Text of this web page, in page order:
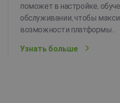
поможет в настройке,
обслуживании, чтобы
возможности платформы.
Узнать больше